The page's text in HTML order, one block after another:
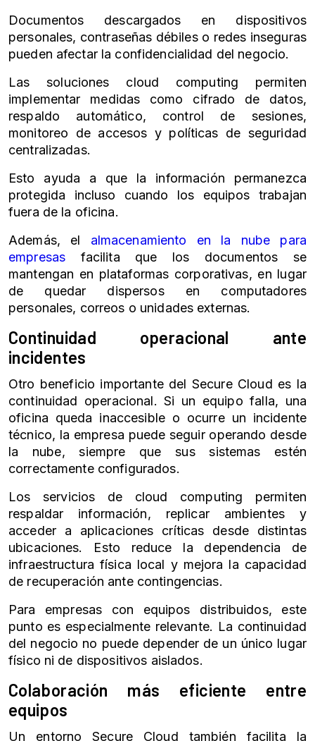
Documentos descargados en dispositivos
personales, contraseñas débiles o redes inseguras
pueden afectar la confidencialidad del negocio.
Las soluciones cloud computing permiten
implementar medidas como cifrado de datos,
respaldo automático, control de sesiones,
monitoreo de accesos y políticas de seguridad
centralizadas.
Esto ayuda a que la información permanezca
protegida incluso cuando los equipos trabajan
fuera de la oficina.
Además, el almacenamiento en la nube para
empresas facilita que los documentos se
mantengan en plataformas corporativas, en lugar
de quedar dispersos en computadores
personales, correos o unidades externas.
Continuidad operacional ante
incidentes
Otro beneficio importante del Secure Cloud es la
continuidad operacional. Si un equipo falla, una
oficina queda inaccesible o ocurre un incidente
técnico, la empresa puede seguir operando desde
la nube, siempre que sus sistemas estén
correctamente configurados.
Los servicios de cloud computing permiten
respaldar información, replicar ambientes y
acceder a aplicaciones críticas desde distintas
ubicaciones. Esto reduce la dependencia de
infraestructura física local y mejora la capacidad
de recuperación ante contingencias.
Para empresas con equipos distribuidos, este
punto es especialmente relevante. La continuidad
del negocio no puede depender de un único lugar
físico ni de dispositivos aislados.
Colaboración más eficiente entre
equipos
Un entorno Secure Cloud también facilita la